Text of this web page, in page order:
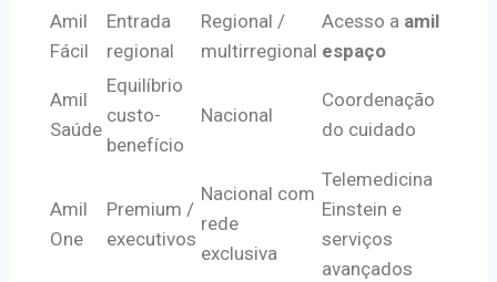
Amil
Fácil
Entrada
regional
Regional /
multirregional
Acesso a amil
espaço
Amil
Saúde
Equilíbrio
custo-
benefício
Nacional
Coordenação
do cuidado
Amil
One
Premium /
executivos
Nacional com
rede
exclusiva
Telemedicina
Einstein e
serviços
avançados